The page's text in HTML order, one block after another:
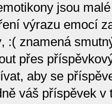
jsou
výrazu emocí
:( znamená
přes
aby se
váš příspěvek v